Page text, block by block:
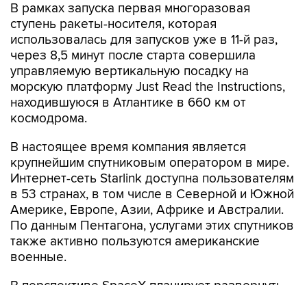
В рамках запуска первая многоразовая
ступень ракеты-носителя, которая
использовалась для запусков уже в 11-й раз,
через 8,5 минут после старта совершила
управляемую вертикальную посадку на
морскую платформу Just Read the Instructions,
находившуюся в Атлантике в 660 км от
космодрома.
В настоящее время компания является
крупнейшим спутниковым оператором в мире.
Интернет-сеть Starlink доступна пользователям
в 53 странах, в том числе в Северной и Южной
Америке, Европе, Азии, Африке и Австралии.
По данным Пентагона, услугами этих спутников
также активно пользуются американские
военные.